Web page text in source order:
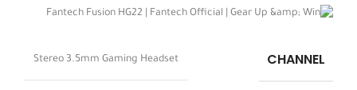
CHANNEL
Stereo 3.5mm Gaming Headset